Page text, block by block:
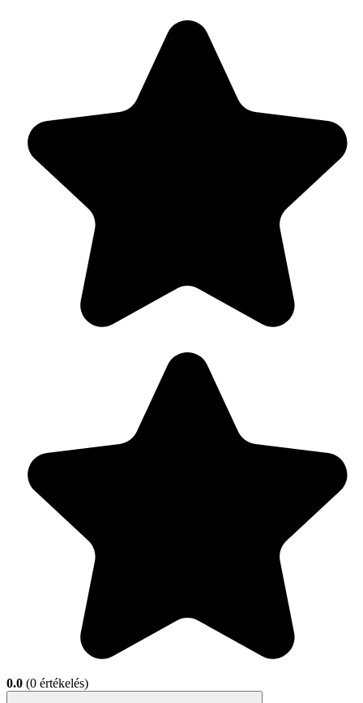
0.0 (0 értékelés)